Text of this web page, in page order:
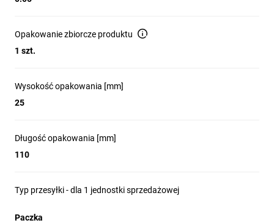
Opakowanie zbiorcze produktu
1 szt.
Wysokość opakowania [mm]
25
Długość opakowania [mm]
110
Typ przesyłki - dla 1 jednostki sprzedażowej
Paczka